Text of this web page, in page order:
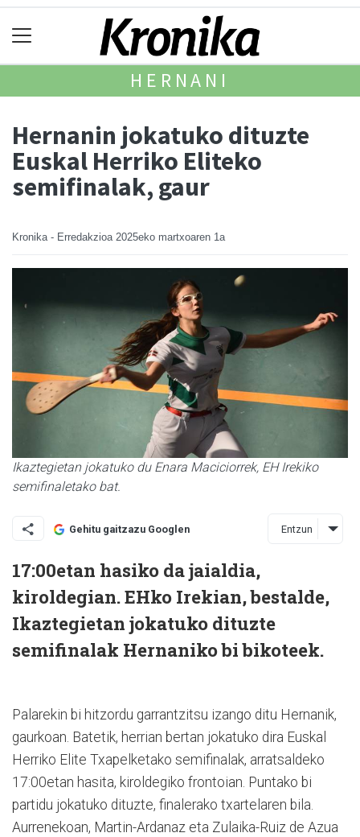
HERNANI
Hernanin jokatuko dituzte
Euskal Herriko Eliteko
semifinalak, gaur
Kronika - Erredakzioa 2025eko martxoaren 1a
Ikaztegietan jokatuko du Enara Maciciorrek, EH Irekiko
semifinaletako bat.
Gehitu gaitzazu Googlen Entzun
17:00etan hasiko da jaialdia,
kiroldegian. EHko Irekian, bestalde,
Ikaztegietan jokatuko dituzte
semifinalak Hernaniko bi bikoteek.
Palarekin bi hitzordu garrantzitsu izango ditu Hernanik,
gaurkoan. Batetik, herrian bertan jokatuko dira Euskal
Herriko Elite Txapelketako semifinalak, arratsaldeko
17:00etan hasita, kiroldegiko frontoian. Puntako bi
partidu jokatuko dituzte, finalerako txartelaren bila.
Aurrenekoan, Martin-Ardanaz eta Zulaika-Ruiz de Azua